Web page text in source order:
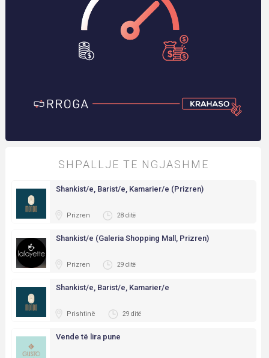
SHPALLJE TE NGJASHME
Shankist/e, Barist/e, Kamarier/e (Prizren)
Prizren 28 ditë
Shankist/e (Galeria Shopping Mall, Prizren)
Prizren 29 ditë
Shankist/e, Barist/e, Kamarier/e
Prishtinë 29 ditë
Vende të lira pune